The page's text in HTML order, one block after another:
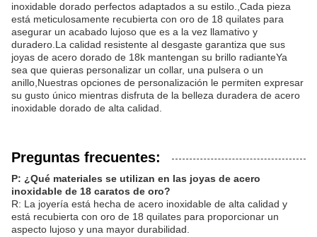
inoxidable dorado perfectos adaptados a su estilo.,Cada pieza
está meticulosamente recubierta con oro de 18 quilates para
asegurar un acabado lujoso que es a la vez llamativo y
duradero.La calidad resistente al desgaste garantiza que sus
joyas de acero dorado de 18k mantengan su brillo radianteYa
sea que quieras personalizar un collar, una pulsera o un
anillo,Nuestras opciones de personalización le permiten expresar
su gusto único mientras disfruta de la belleza duradera de acero
inoxidable dorado de alta calidad.
Preguntas frecuentes:
P: ¿Qué materiales se utilizan en las joyas de acero
inoxidable de 18 caratos de oro?
R: La joyería está hecha de acero inoxidable de alta calidad y
está recubierta con oro de 18 quilates para proporcionar un
aspecto lujoso y una mayor durabilidad.